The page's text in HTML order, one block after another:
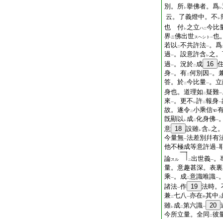
別。所レ擧佛者。爲レ
云。了義燈中。不 レ
也 付レ之立ハ二今比
界ニ佛出世スヘシト 一也
若以 二不共許法一。爲
過一。設意許含レ之
過一。況於二 成 16
身一。有二何別因 一。
答。於二今比量一。
身也。道理如 二 疑難一
來一。更不 レ許二報身一
故。遂令二小乘信
旣顯以 レ成二化身佛一
意 18 設雖レ含レ之
今量無一法差別幷有
他不極成等意許過一
論スル 二出世義一。
量。意趣甚深。表
乘一。成二意識唯識一
諸法一作 19 法時。
兼二七八一亦在中其中 上
雖レ成二第六識一 20
今所立量。全同 二彼